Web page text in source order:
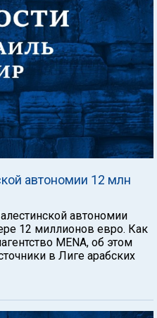
автономии 12 млн
автономии
12 миллионов евро. Как
MENA, об этом
в Лиге арабских